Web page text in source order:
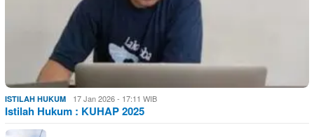
ISTILAH HUKUM 17 Jan 2026 - 17:11 WIB
Istilah Hukum : KUHAP 2025